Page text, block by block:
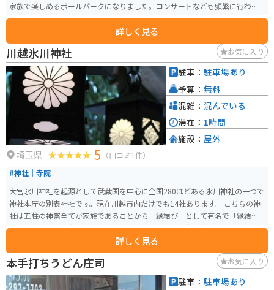
家族で楽しめるボールパークになりました。コンサートなども頻繁に行われ
ています。付近には民間のパーキングも多数あります。
詳しく見る
川越氷川神社 お気に入り
埼玉県 5 （口コミ1件）
#神社｜寺院
大宮氷川神社を起源として武蔵国を中心に全国280ほどある氷川神社の一つで
神社本庁の別表神社です。現在川越市内だけでも14社あります。 こちらの神
社は五柱の神祭全てが家族であることから「縁結び」として有名で「縁結び
玉」「さくらさく守り」「であいこい」など良縁のお守りが数多くありま
た「光る川」、先着で頒布される線香花火を行える「恋はなび」など、家族
や夫婦やカップルなどが楽しめる行事が目白押しで、更には昨今のインスタ
ブームも重なり「映え」スポットとしても大いに楽しめます。
詳しく見る
駐車： 駐車場あり
予算： 無料
混雑： 混んでいる
滞在： 1時間
施設： 屋外
本手打ちうどん庄司 お気に入り
駐車： 駐車場あり